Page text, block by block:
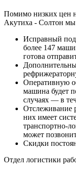
Помимо низких цен
Акутиха - Солтон мы
Исправный
более 147
готова
Оперативную
машина будет
случаях — в
Отслеживание
них имеет
транспортно-
может
Скидки
Отдел логистики